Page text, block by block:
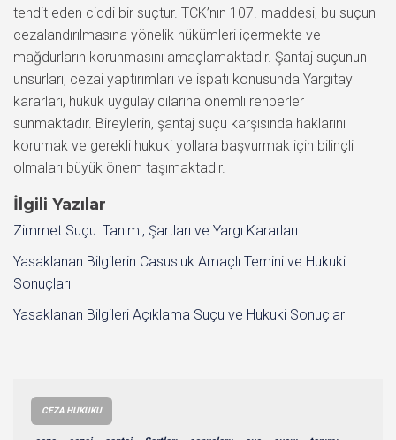
tehdit eden ciddi bir suçtur. TCK’nın 107. maddesi, bu suçun
cezalandırılmasına yönelik hükümleri içermekte ve
mağdurların korunmasını amaçlamaktadır. Şantaj suçunun
unsurları, cezai yaptırımları ve ispatı konusunda Yargıtay
kararları, hukuk uygulayıcılarına önemli rehberler
sunmaktadır. Bireylerin, şantaj suçu karşısında haklarını
korumak ve gerekli hukuki yollara başvurmak için bilinçli
olmaları büyük önem taşımaktadır.
İlgili Yazılar
Zimmet Suçu: Tanımı, Şartları ve Yargı Kararları
Yasaklanan Bilgilerin Casusluk Amaçlı Temini ve Hukuki
Sonuçları
Yasaklanan Bilgileri Açıklama Suçu ve Hukuki Sonuçları
CEZA HUKUKU